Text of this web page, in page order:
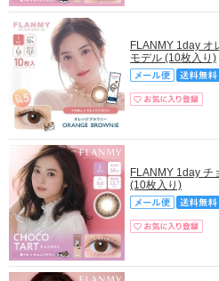
FLANMY 1day オ
モデル (10枚入り)
FLANMY 1day チ
(10枚入り)